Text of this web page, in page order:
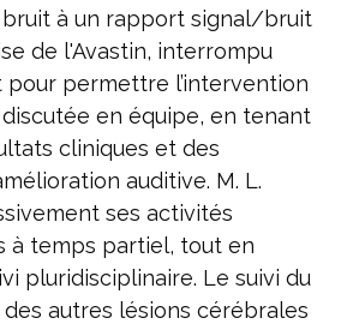
bruit à un rapport signal/bruit
de l'Avastin, interrompu
permettre l’intervention
en équipe, en tenant
cliniques et des
auditive. M. L.
ses activités
à temps partiel, tout en
pluridisciplinaire. Le suivi du
autres lésions cérébrales